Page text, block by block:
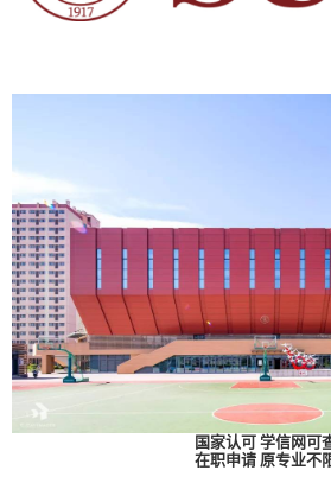
国家认可 学信网可
在职申请 原专业不